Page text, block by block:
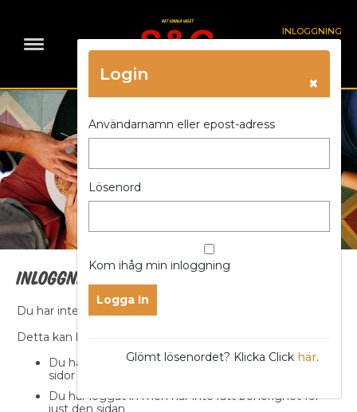
INLOGGNING
Login ×
Användarnamn eller epost-adress
Lösenord
Kom ihåg min inloggning
Glömt lösenordet? Klicka Click här.
Inloggning och behörighet
Du har inte åtkomst till sidan.
Detta kan bero på något av följande orsaker
Du har inte loggat in för att ta kunna del av låsta
sidor
Du har loggat in men har inte rätt behörighet för
just den sidan